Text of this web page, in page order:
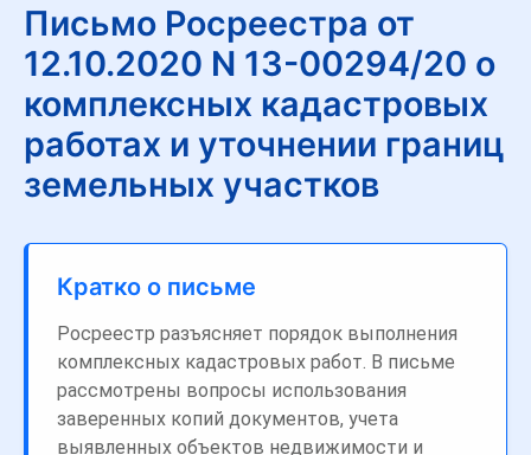
Письмо Росреестра от
12.10.2020 N 13-00294/20 о
комплексных кадастровых
работах и уточнении границ
земельных участков
Кратко о письме
Росреестр разъясняет порядок выполнения
комплексных кадастровых работ. В письме
рассмотрены вопросы использования
заверенных копий документов, учета
выявленных объектов недвижимости и